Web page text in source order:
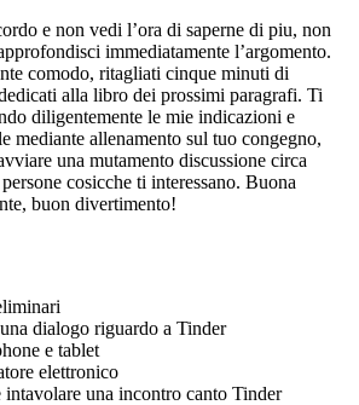
e non vedi l’ora di saperne di piu, non
immediatamente l’argomento.
comodo, ritagliati cinque minuti di
alla libro dei prossimi paragrafi. Ti
diligentemente le mie indicazioni e
mediante allenamento sul tuo congegno,
una mutamento discussione circa
cosicche ti interessano. Buona
buon divertimento!
dialogo riguardo a Tinder
e tablet
elettronico
una incontro canto Tinder